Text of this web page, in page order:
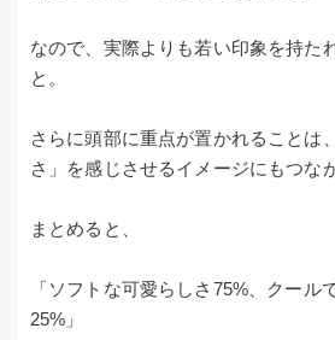
なので、実際よりも若い印象を持た
と。
さらに頭部に重点が置かれることは
さ」を感じさせるイメージにもつな
まとめると、
「ソフトな可愛らしさ75%、クール
25%」